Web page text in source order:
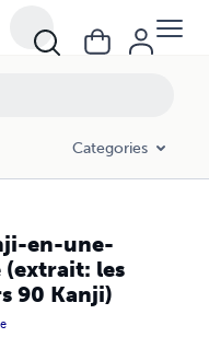
Categories
en-une-
(extrait: les
90 Kanji)
90 Kanji)